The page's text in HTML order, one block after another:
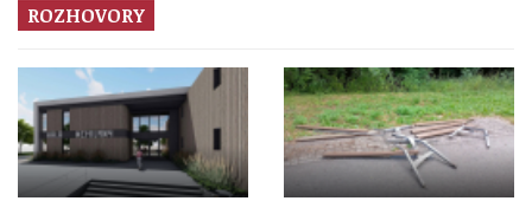
ROZHOVORY